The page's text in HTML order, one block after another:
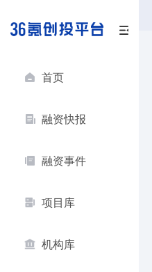
首页
融资快报
融资事件
项目库
机构库